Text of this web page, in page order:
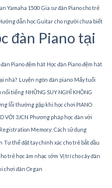
Yamaha 1500 Gia sư đàn Piano cho trẻ
dẫn học Guitar cho người chưa biết
đàn Piano tại
đàn Piano đệm hát Học đàn Piano đệm hát
nhà? Luyện ngón đàn piano Mấy tuổi
nổi tiếng NHỮNG SUY NGHĨ KHÔNG
lỗi thường gặp khi học chơi PIANO
VỚI 3JCN Phương pháp học đàn với
Registration Memory: Cách sử dụng
Tư thế đặt tay chính xác cho trẻ bắt đầu
trẻ học âm nhạc sớm Vị trí cho cây đàn
chơi đàn Organ